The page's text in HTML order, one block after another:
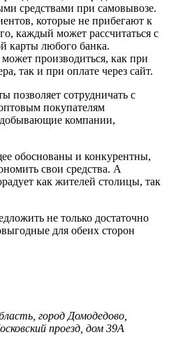
средствами при самовывозе.
которые не прибегают к
каждый может рассчитаться с
карты любого банка.
производиться, как при
так и при оплате через сайт.
позволяет сотрудничать с
покупателям
компании,
обоснованы и конкурентны,
свои средства. А
как жителей столицы, так
не только достаточно
для обеих сторон
город Домодедово
проезд, дом 39А